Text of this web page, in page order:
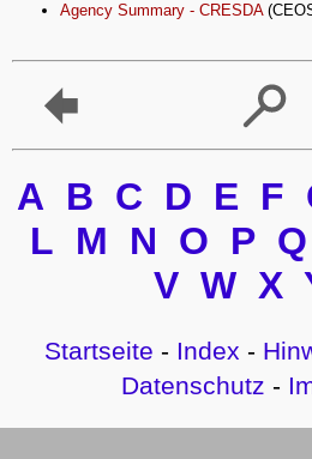
Agency Summary - CRESDA
A B C D E F
L M N O P Q
V W X
Startseite - Index -
Datenschutz -